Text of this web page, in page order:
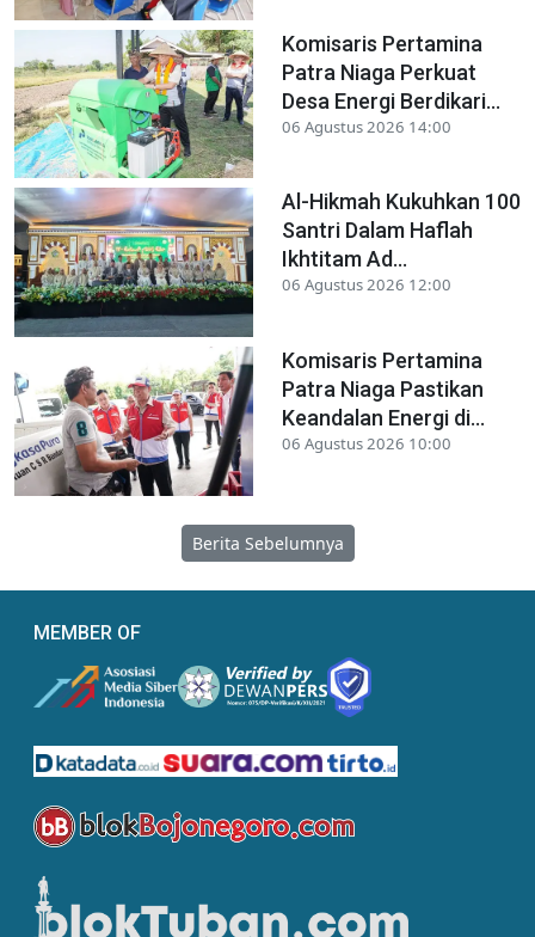
Komisaris Pertamina
Patra Niaga Perkuat
Desa Energi Berdikari...
06 Agustus 2026 14:00
Al-Hikmah Kukuhkan 100
Santri Dalam Haflah
Ikhtitam Ad...
06 Agustus 2026 12:00
Komisaris Pertamina
Patra Niaga Pastikan
Keandalan Energi di...
06 Agustus 2026 10:00
Berita Sebelumnya
MEMBER OF